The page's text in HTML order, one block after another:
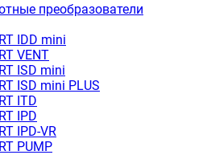
преобразователи
IDD mini
VENT
ISD mini
ISD mini PLUS
ITD
IРD
IРD-VR
PUMP